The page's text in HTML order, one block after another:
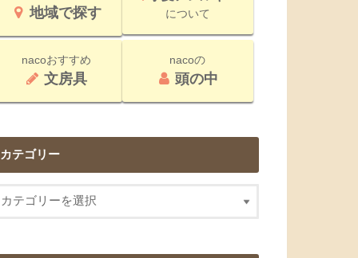
地域で探す について
nacoおすすめ
文房具
nacoの
頭の中
カテゴリー